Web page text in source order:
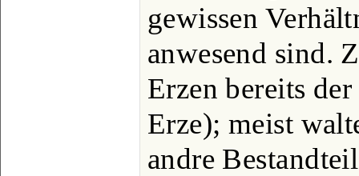
gewissen
anwesend sind.
Erzen bereits
Erze); meist
andre